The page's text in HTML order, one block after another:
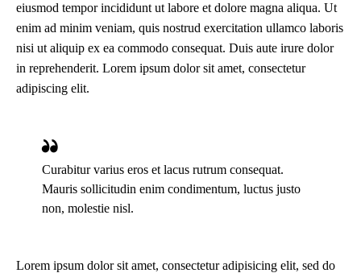
eiusmod tempor incididunt ut labore et dolore magna aliqua. Ut
enim ad minim veniam, quis nostrud exercitation ullamco laboris
nisi ut aliquip ex ea commodo consequat. Duis aute irure dolor
in reprehenderit. Lorem ipsum dolor sit amet, consectetur
adipiscing elit.
Curabitur varius eros et lacus rutrum consequat.
Mauris sollicitudin enim condimentum, luctus justo
non, molestie nisl.
Lorem ipsum dolor sit amet, consectetur adipisicing elit, sed do